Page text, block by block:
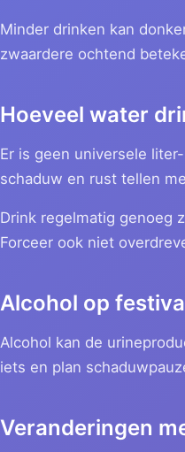
Minder drinken kan
zwaardere ochtend
Hoeveel water
Er is geen universele
schaduw en rust tellen
Drink regelmatig genoeg
Forceer ook niet
Alcohol op
Alcohol kan de
iets en plan
Veranderingen